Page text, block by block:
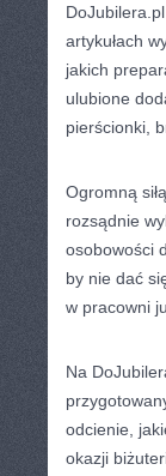
artykułach
jakich
ulubione
pierścionki,
Ogromną
rozsądnie
osobowości
by nie dać
w pracowni
Na
odcienie,
okazji